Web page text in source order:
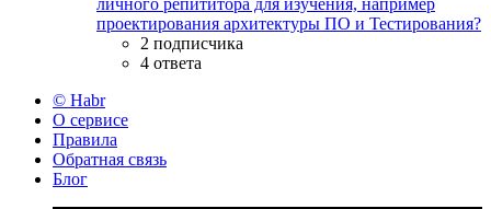
личного репититора для изучения, например
проектирования архитектуры ПО и Тестирования?
2 подписчика
4 ответа
© Habr
О сервисе
Правила
Обратная связь
Блог